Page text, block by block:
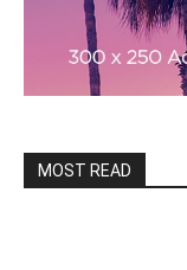
MOST READ